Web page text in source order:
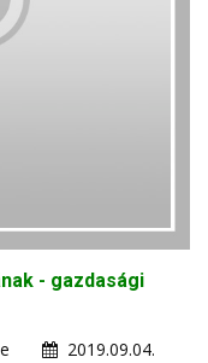
- gazdasági
2019.09.04.